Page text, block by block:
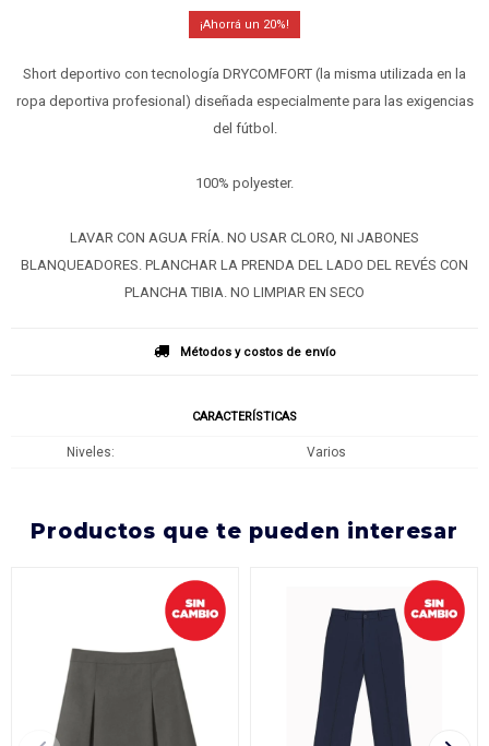
20
Short deportivo con tecnología DRYCOMFORT (la misma utilizada en la
ropa deportiva profesional) diseñada especialmente para las exigencias
del fútbol.
100% polyester.
LAVAR CON AGUA FRÍA. NO USAR CLORO, NI JABONES
BLANQUEADORES. PLANCHAR LA PRENDA DEL LADO DEL REVÉS CON
PLANCHA TIBIA. NO LIMPIAR EN SECO
Métodos y costos de envío
CARACTERÍSTICAS
Niveles Varios
productos que te pueden interesar